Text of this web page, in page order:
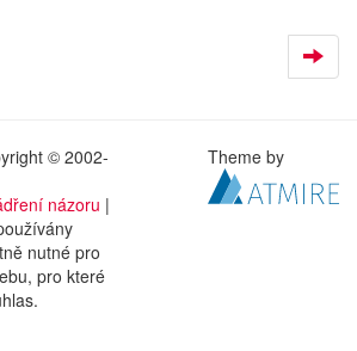
© 2002-
názoru |
nutné pro
pro které
Theme by